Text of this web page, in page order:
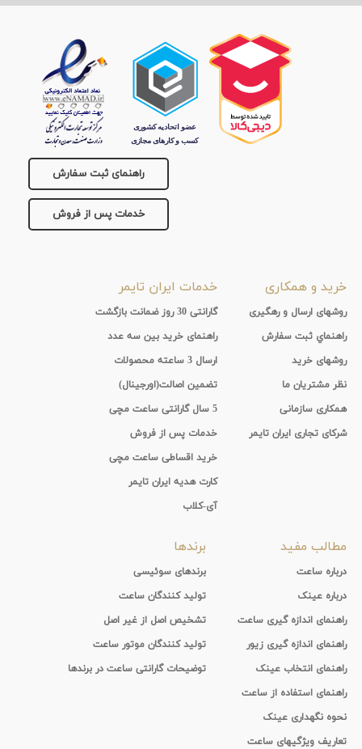
راهنمای ثبت سفارش
خدمات پس از فروش
خرید و همکاری
روشهای ارسال و رهگیری
راهنماي ثبت سفارش
روشهای خرید
نظر مشتریان ما
همکاری سازمانی
شرکای تجاری ایران تایمر
خدمات ایران تایمر
گارانتی 30 روز ضمانت بازگشت
راهنمای خرید بین سه عدد
ارسال 3 ساعته محصولات
تضمین اصالت(اورجینال)
5 سال گارانتی ساعت مچی
خدمات پس از فروش
خرید اقساطی ساعت مچی
کارت هدیه ایران تایمر
آی-کلاب
مطالب مفید
درباره ساعت
درباره عینک
راهنمای اندازه گیری ساعت
راهنمای اندازه گیری زیور
راهنمای انتخاب عینک
راهنمای استفاده از ساعت
نحوه نگهداری عینک
تعاریف ویژگیهای ساعت
برندها
برندهای سوئیسی
تولید کنندگان ساعت
تشخیص اصل از غیر اصل
تولید کنندگان موتور ساعت
توضیحات گارانتی ساعت در برندها